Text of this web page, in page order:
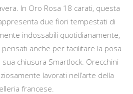
In Oro Rosa 18 carati, questa
due fiori tempestati di
indossabili quotidianamente,
anche per facilitare la posa
sua chiusura Smartlock. Orecchini
lavorati nell’arte della
francese.